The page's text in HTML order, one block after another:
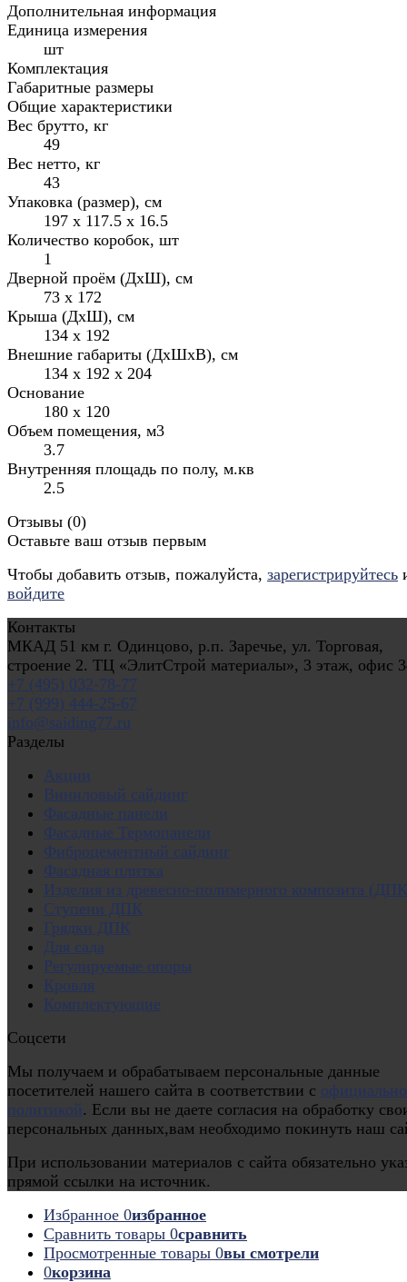
Дополнительная информация
Единица измерения
шт
Комплектация
Габаритные размеры
Общие характеристики
Вес брутто, кг
49
Вес нетто, кг
43
Упаковка (размер), см
197 х 117.5 х 16.5
Количество коробок, шт
1
Дверной проём (ДхШ), см
73 х 172
Крыша (ДхШ), см
134 х 192
Внешние габариты (ДхШхВ), см
134 х 192 х 204
Основание
180 х 120
Объем помещения, м3
3.7
Внутренняя площадь по полу, м.кв
2.5
Отзывы (0)
Оставьте ваш отзыв первым
Чтобы добавить отзыв, пожалуйста, зарегистрируйтесь
войдите
Контакты
МКАД 51 км г. Одинцово, р.п. Заречье, ул. Торговая,
строение 2. ТЦ «ЭлитСтрой материалы», 3 этаж, офис
+7 (495) 032-78-77
+7 (999) 444-25-67
info@saiding77.ru
Разделы
Акции
Виниловый сайдинг
Фасадные панели
Фасадные Термопанели
Фиброцементный сайдинг
Фасадная плитка
Изделия из древесно-полимерного композита
Ступени ДПК
Грядки ДПК
Для сада
Регулируемые опоры
Кровля
Комплектующие
Соцсети
Мы получаем и обрабатываем персональные данные
посетителей нашего сайта в соответствии с
политикой. Если вы не даете согласия на обработку
персональных данных,вам необходимо покинуть наш
При использовании материалов с сайта обязательно
прямой ссылки на источник.
Избранное 0избранное
Сравнить товары 0сравнить
Просмотренные товары 0вы смотрели
0корзина